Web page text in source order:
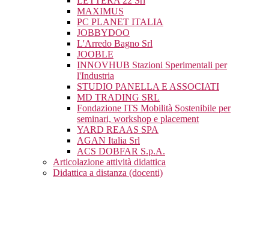
MAXIMUS
PC PLANET ITALIA
JOBBYDOO
L'Arredo Bagno Srl
JOOBLE
INNOVHUB Stazioni Sperimentali per
l'Industria
STUDIO PANELLA E ASSOCIATI
MD TRADING SRL
Fondazione ITS Mobilità Sostenibile per
seminari, workshop e placement
YARD REAAS SPA
AGAN Italia Srl
ACS DOBFAR S.p.A.
Articolazione attività didattica
Didattica a distanza (docenti)